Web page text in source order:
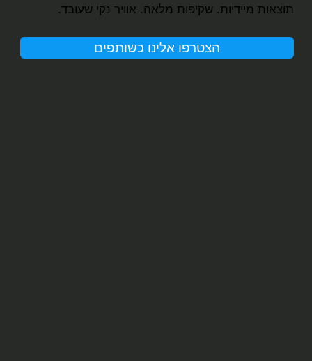
תוצאות מיידיות. שקיפות מלאה. אוויר נקי שעובד.
הצטרפו אלינו כשותפים